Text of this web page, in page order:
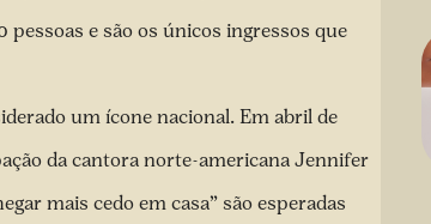
e são os únicos ingressos que
um ícone nacional. Em abril de
da cantora norte-americana Jennifer
mais cedo em casa” são esperadas